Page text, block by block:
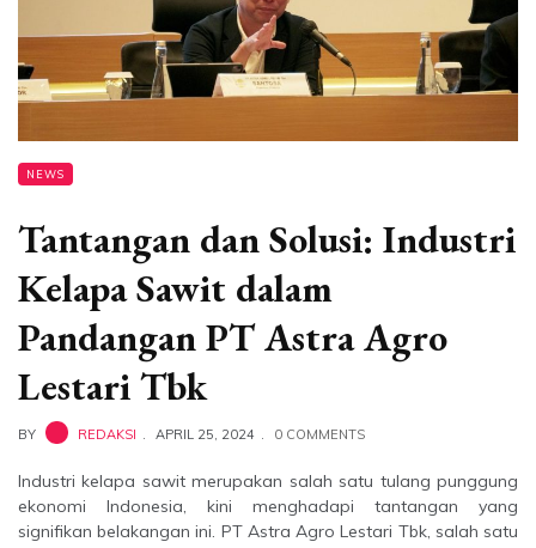
NEWS
Tantangan dan Solusi: Industri
Kelapa Sawit dalam
Pandangan PT Astra Agro
Lestari Tbk
BY REDAKSI APRIL 25, 2024 0 COMMENTS
Industri kelapa sawit merupakan salah satu tulang punggung
ekonomi Indonesia, kini menghadapi tantangan yang
signifikan belakangan ini. PT Astra Agro Lestari Tbk, salah satu